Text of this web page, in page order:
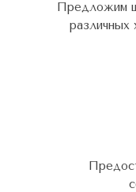
Предложим
различных